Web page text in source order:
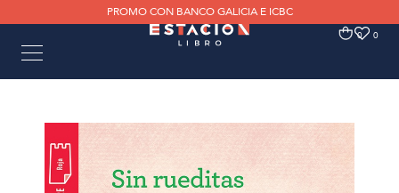
PROMO CON BANCO GALICIA E ICBC
0 0